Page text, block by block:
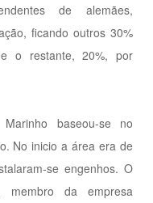
de alemães,
ficando outros 30%
o restante, 20%, por
baseou-se no
No inicio a área era de
se engenhos. O
da empresa